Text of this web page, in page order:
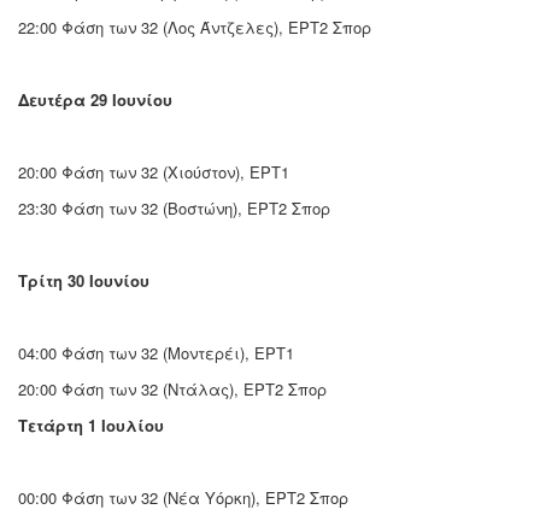
22:00 Φάση των 32 (Λος Άντζελες), ΕΡΤ2 Σπορ
Δευτέρα 29 Ιουνίου
20:00 Φάση των 32 (Χιούστον), ΕΡΤ1
23:30 Φάση των 32 (Βοστώνη), ΕΡΤ2 Σπορ
Τρίτη 30 Ιουνίου
04:00 Φάση των 32 (Μοντερέι), ΕΡΤ1
20:00 Φάση των 32 (Ντάλας), ΕΡΤ2 Σπορ
Τετάρτη 1 Ιουλίου
00:00 Φάση των 32 (Νέα Υόρκη), ΕΡΤ2 Σπορ